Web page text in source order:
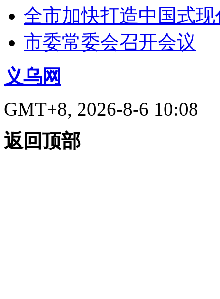
全市加快打造中国式
市委常委会召开会议
义乌网
GMT+8, 2026-8-6 10:08
返回顶部